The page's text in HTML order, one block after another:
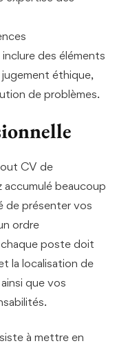
des éléments
jugement éthique,
de problèmes.
CV de
beaucoup
de présenter vos
ordre
poste doit
la localisation de
que vos
à mettre en